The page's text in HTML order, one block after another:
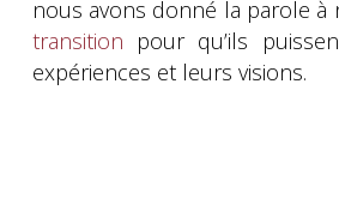
nous avons donné la parole à
transition pour qu’ils
expériences et leurs visions.